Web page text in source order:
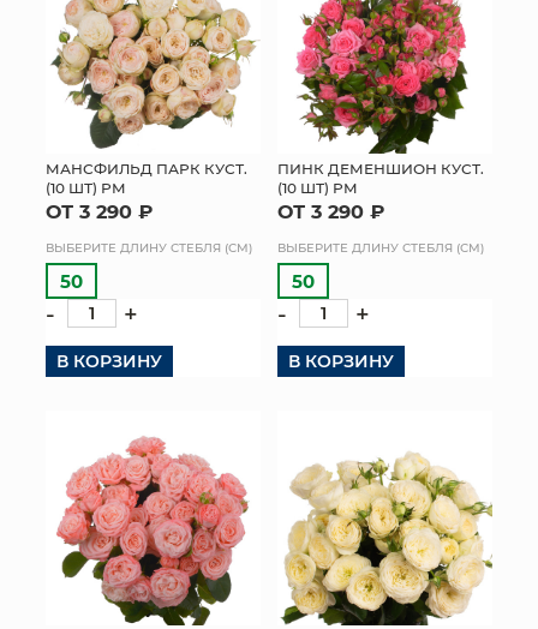
МАНСФИЛЬД ПАРК КУСТ.
(10 ШТ) РМ
ОТ 3 290 ₽
ВЫБЕРИТЕ ДЛИНУ СТЕБЛЯ (СМ)
50
- +
В КОРЗИНУ
ПИНК ДЕМЕНШИОН КУСТ.
(10 ШТ) РМ
ОТ 3 290 ₽
ВЫБЕРИТЕ ДЛИНУ СТЕБЛЯ (СМ)
50
- +
В КОРЗИНУ